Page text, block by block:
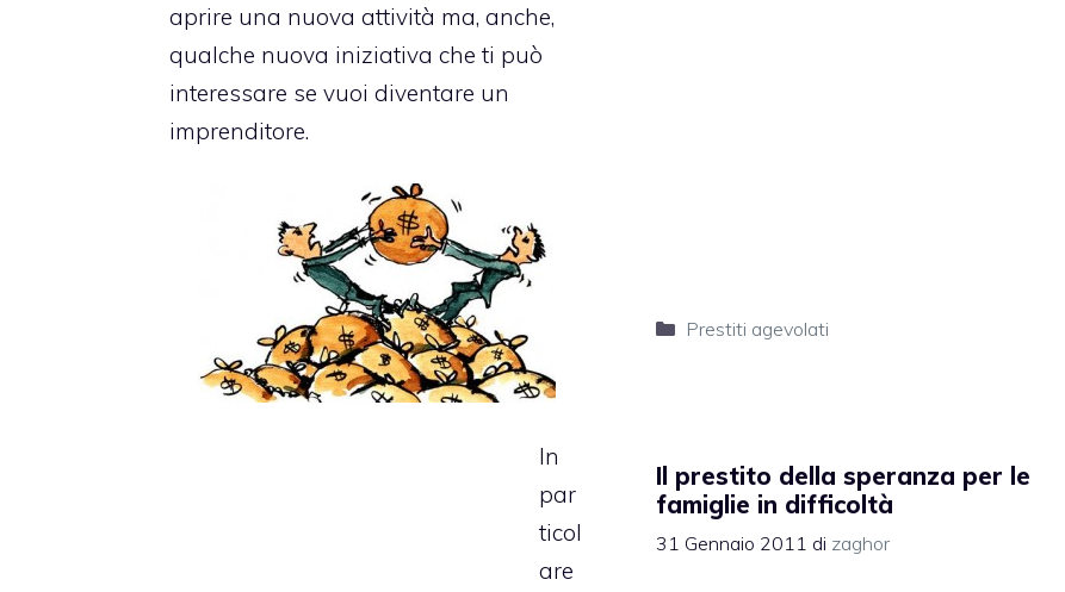
Categorie
Prestiti agevolati
aprire una nuova attività ma, anche,
qualche nuova iniziativa che ti può
interessare se vuoi diventare un
imprenditore.
In
par
ticol
are
Il prestito della speranza per le
famiglie in difficoltà
31 Gennaio 2011 di zaghor